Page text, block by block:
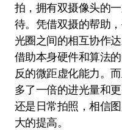
拍，拥有双摄像头的
待。凭借双摄的帮助
光圈之间的相互协作
借助本身硬件和算法
反的微距虚化能力。
多了一倍的进光量和
还是日常拍照，相信
大的提高。